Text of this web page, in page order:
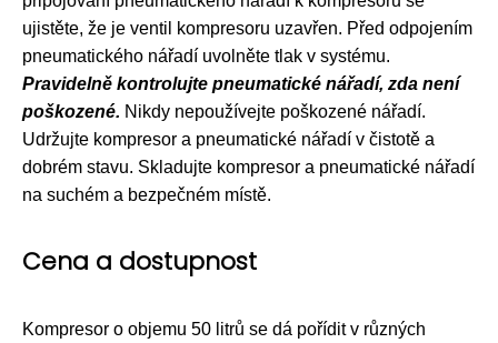
ujistěte, že je ventil kompresoru uzavřen. Před odpojením
pneumatického nářadí uvolněte tlak v systému.
Pravidelně kontrolujte pneumatické nářadí, zda není
poškozené. Nikdy nepoužívejte poškozené nářadí.
Udržujte kompresor a pneumatické nářadí v čistotě a
dobrém stavu. Skladujte kompresor a pneumatické nářadí
na suchém a bezpečném místě.
Cena a dostupnost
Kompresor o objemu 50 litrů se dá pořídit v různých